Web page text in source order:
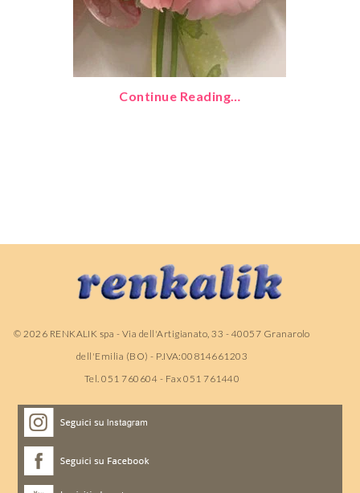
Continue Reading…
© 2026 RENKALIK spa - Via dell'Artigianato, 33 - 40057 Granarolo
dell'Emilia (BO) - P.IVA:00814661203
Tel. 051 760604 - Fax 051 761440